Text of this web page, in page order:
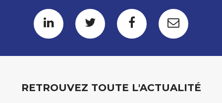
RETROUVEZ TOUTE L'ACTUALITÉ